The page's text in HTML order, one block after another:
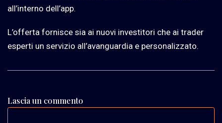
all’interno dell’app.
L’offerta fornisce sia ai nuovi investitori che ai trader
esperti un servizio all’avanguardia e personalizzato.
Lascia un commento